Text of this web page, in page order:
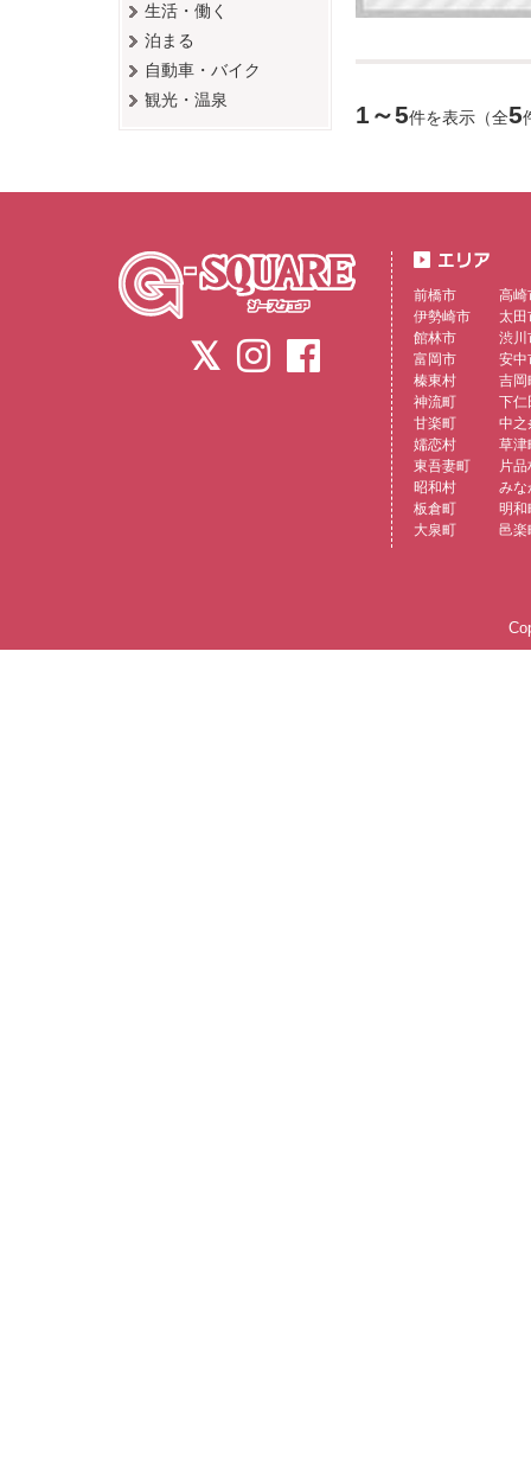
1～5件を表示（全5
生活・働く
泊まる
自動車・バイク
観光・温泉
前橋市
高崎
伊勢崎市
太田
館林市
渋川
富岡市
安中
榛東村
吉岡
神流町
下仁
甘楽町
中之
嬬恋村
草津
東吾妻町
片品
昭和村
みな
板倉町
明和
大泉町
邑楽